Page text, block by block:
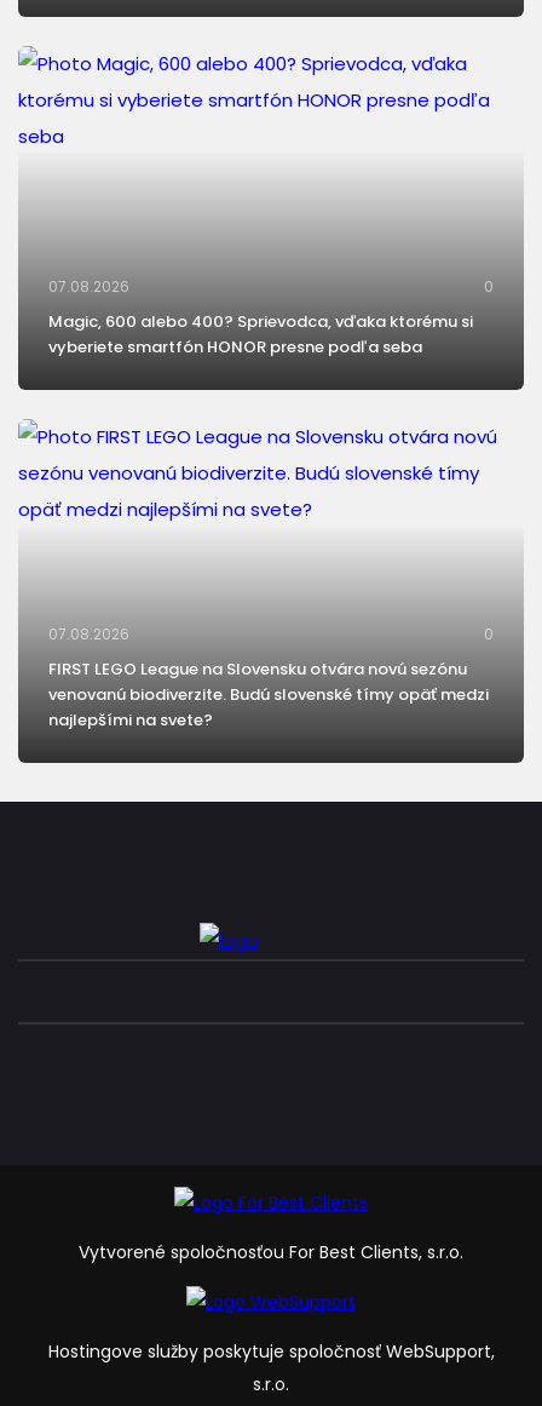
07.08.2026 0
Magic, 600 alebo 400? Sprievodca, vďaka ktorému si
vyberiete smartfón HONOR presne podľa seba
07.08.2026 0
FIRST LEGO League na Slovensku otvára novú sezónu
venovanú biodiverzite. Budú slovenské tímy opäť medzi
najlepšími na svete?
Vytvorené spoločnosťou For Best Clients, s.r.o.
Hostingove služby poskytuje spoločnosť WebSupport,
s.r.o.